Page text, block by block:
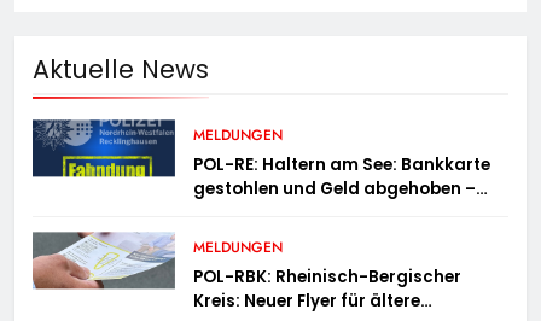
Aktuelle News
MELDUNGEN
POL-RE: Haltern am See: Bankkarte
gestohlen und Geld abgehoben –
MELDUNGEN
POL-RBK: Rheinisch-Bergischer
Kreis: Neuer Flyer für ältere